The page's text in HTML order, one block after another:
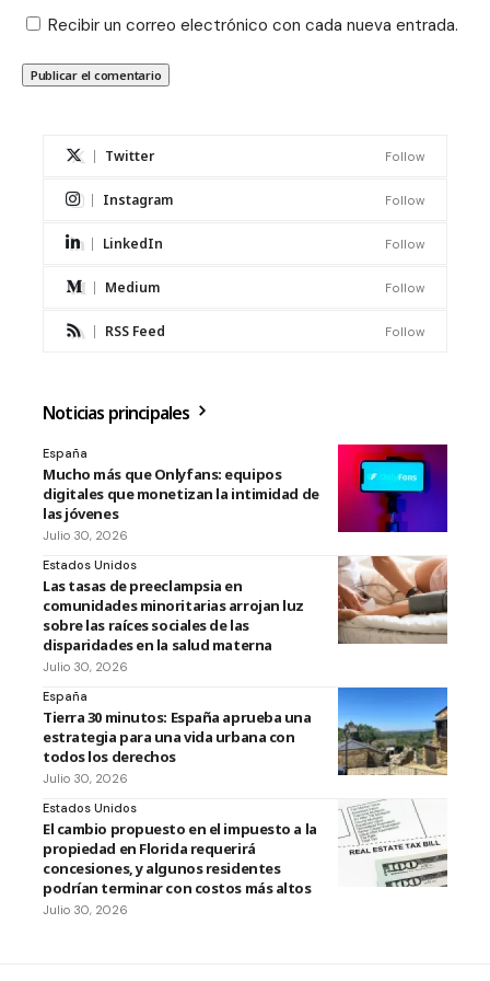
Recibir un correo electrónico con cada nueva entrada.
Twitter Follow
Instagram Follow
LinkedIn Follow
Medium Follow
RSS Feed Follow
Noticias principales
España
Mucho más que Onlyfans: equipos
digitales que monetizan la intimidad de
las jóvenes
Julio 30, 2026
Estados Unidos
Las tasas de preeclampsia en
comunidades minoritarias arrojan luz
sobre las raíces sociales de las
disparidades en la salud materna
Julio 30, 2026
España
Tierra 30 minutos: España aprueba una
estrategia para una vida urbana con
todos los derechos
Julio 30, 2026
Estados Unidos
El cambio propuesto en el impuesto a la
propiedad en Florida requerirá
concesiones, y algunos residentes
podrían terminar con costos más altos
Julio 30, 2026